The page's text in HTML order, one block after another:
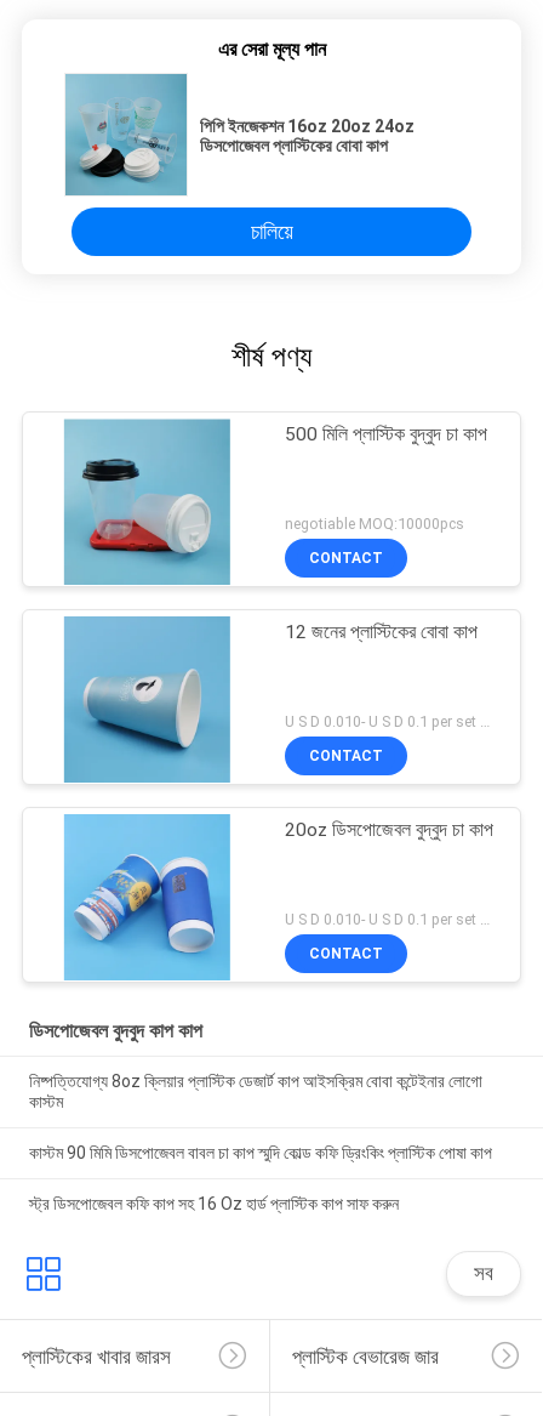
এর সেরা মূল্য পান
পিপি ইনজেকশন 16oz 20oz 24oz
ডিসপোজেবল প্লাস্টিকের বোবা কাপ
চালিয়ে
শীর্ষ পণ্য
500 মিলি প্লাস্টিক বুদ্বুদ চা কাপ
negotiable MOQ:10000pcs
CONTACT
12 জনের প্লাস্টিকের বোবা কাপ
CONTACT
20oz ডিসপোজেবল বুদ্বুদ চা কাপ
CONTACT
ডিসপোজেবল বুদবুদ কাপ কাপ
নিষ্পত্তিযোগ্য 8oz ক্লিয়ার প্লাস্টিক ডেজার্ট কাপ আইসক্রিম বোবা কন্টেইনার লোগো
কাস্টম
কাস্টম 90 মিমি ডিসপোজেবল বাবল চা কাপ স্মুদি কোল্ড কফি ড্রিংকিং প্লাস্টিক পোষা কাপ
স্ট্র ডিসপোজেবল কফি কাপ সহ 16 Oz হার্ড প্লাস্টিক কাপ সাফ করুন
সব
প্লাস্টিকের খাবার জারস প্লাস্টিক বেভারেজ জার